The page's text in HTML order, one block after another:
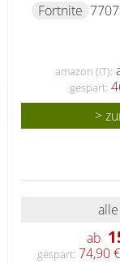
Fortnite
amazon (IT):
gespart:
>
ab
gespart: 74,90